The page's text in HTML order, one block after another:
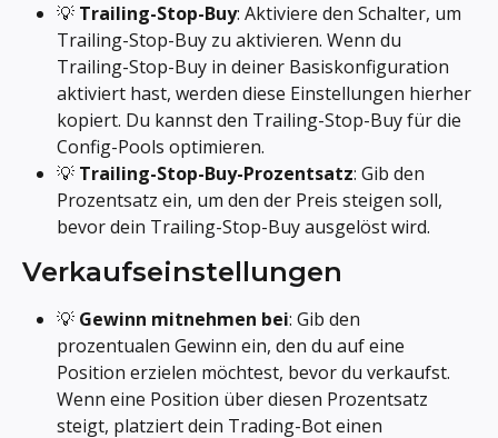
💡 Trailing-Stop-Buy: Aktiviere den Schalter, um
Trailing-Stop-Buy zu aktivieren. Wenn du
Trailing-Stop-Buy in deiner Basiskonfiguration
aktiviert hast, werden diese Einstellungen hierher
kopiert. Du kannst den Trailing-Stop-Buy für die
Config-Pools optimieren.
💡 Trailing-Stop-Buy-Prozentsatz: Gib den
Prozentsatz ein, um den der Preis steigen soll,
bevor dein Trailing-Stop-Buy ausgelöst wird.
Verkaufseinstellungen
💡 Gewinn mitnehmen bei: Gib den
prozentualen Gewinn ein, den du auf eine
Position erzielen möchtest, bevor du verkaufst.
Wenn eine Position über diesen Prozentsatz
steigt, platziert dein Trading-Bot einen